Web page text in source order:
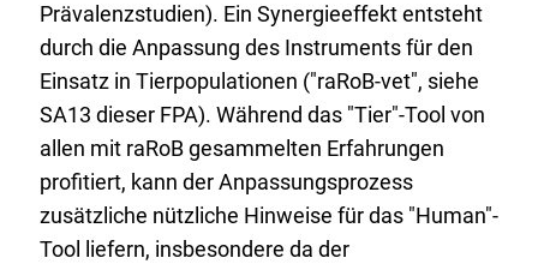
Prävalenzstudien). Ein Synergieeffekt entsteht
durch die Anpassung des Instruments für den
Einsatz in Tierpopulationen ("raRoB-vet", siehe
SA13 dieser FPA). Während das "Tier"-Tool von
allen mit raRoB gesammelten Erfahrungen
profitiert, kann der Anpassungsprozess
zusätzliche nützliche Hinweise für das "Human"-
Tool liefern, insbesondere da der